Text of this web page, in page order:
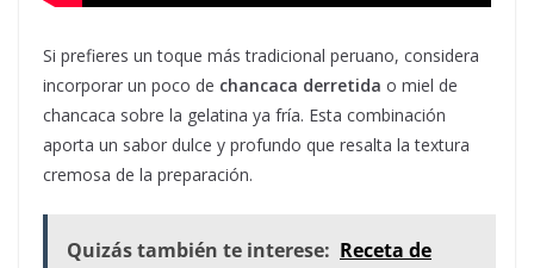
Si prefieres un toque más tradicional peruano, considera
incorporar un poco de chancaca derretida o miel de
chancaca sobre la gelatina ya fría. Esta combinación
aporta un sabor dulce y profundo que resalta la textura
cremosa de la preparación.
Quizás también te interese: Receta de